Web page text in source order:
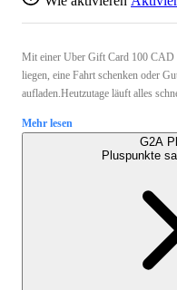
Mit einer Uber Gift Card 100 CAD
liegen, eine Fahrt schenken oder
aufladen.Heutzutage läuft alles
Mehr lesen
G2A
Pluspunkte